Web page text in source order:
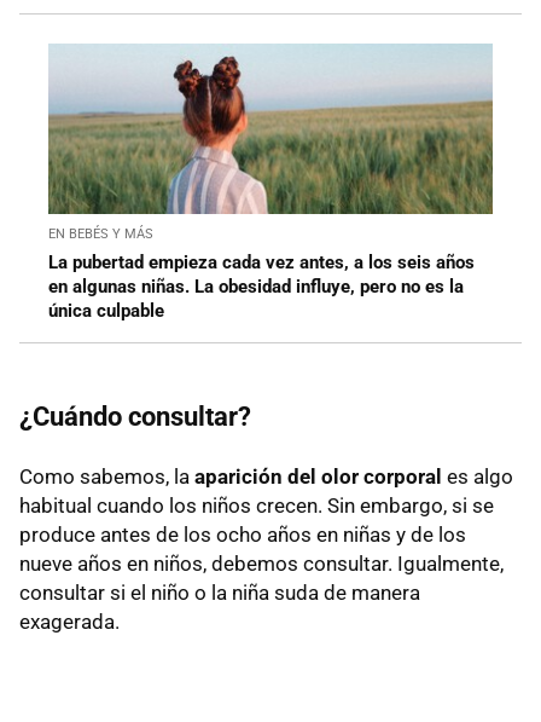
EN BEBÉS Y MÁS
La pubertad empieza cada vez antes, a los seis años
en algunas niñas. La obesidad influye, pero no es la
única culpable
¿Cuándo consultar?
Como sabemos, la aparición del olor corporal es algo
habitual cuando los niños crecen. Sin embargo, si se
produce antes de los ocho años en niñas y de los
nueve años en niños, debemos consultar. Igualmente,
consultar si el niño o la niña suda de manera
exagerada.